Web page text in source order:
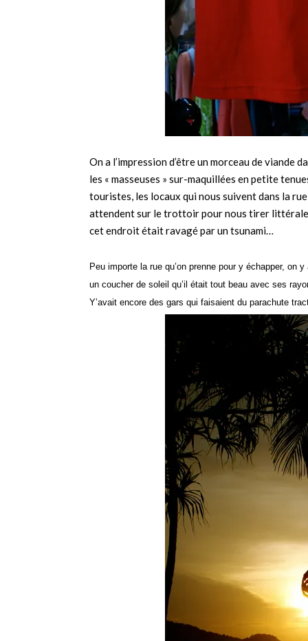
On a l’impression d’être un morceau de viande
les « masseuses » sur-maquillées en petite
touristes, les locaux qui nous suivent dans la
attendent sur le trottoir pour nous tirer
cet endroit était ravagé par un tsunami…
Peu importe la rue qu’on prenne pour y échapper, on
un coucher de soleil qu’il était tout beau avec ses
Y’avait encore des gars qui faisaient du parachute